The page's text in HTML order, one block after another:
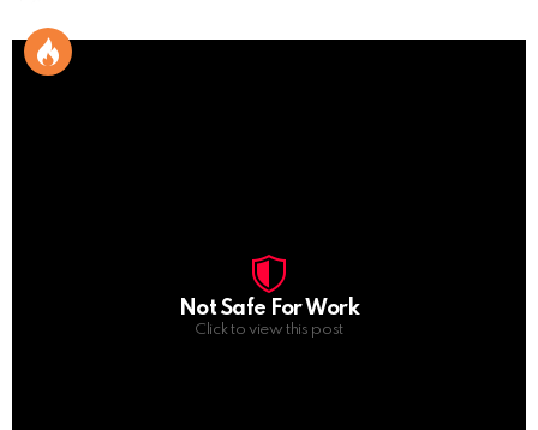
Not Safe For Work
Click to view this post